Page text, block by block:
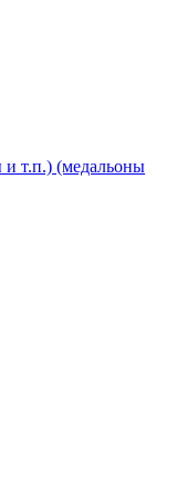
и т.п.) (медальоны